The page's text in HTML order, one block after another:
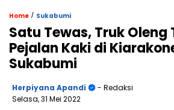
Home / Sukabumi
Satu Tewas, Truk Oleng
Pejalan Kaki di
Sukabumi
Herpiyana Apandi
- Redaksi
Selasa, 31 Mei 2022